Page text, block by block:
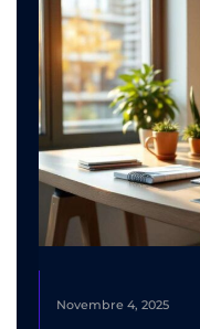
Novembre 4, 2025